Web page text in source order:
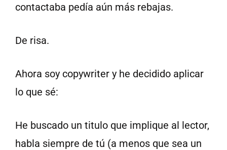
contactaba pedía aún más rebajas.
De risa.
Ahora soy copywriter y he decidido aplicar
lo que sé:
He buscado un titulo que implique al lector,
habla siempre de tú (a menos que sea un